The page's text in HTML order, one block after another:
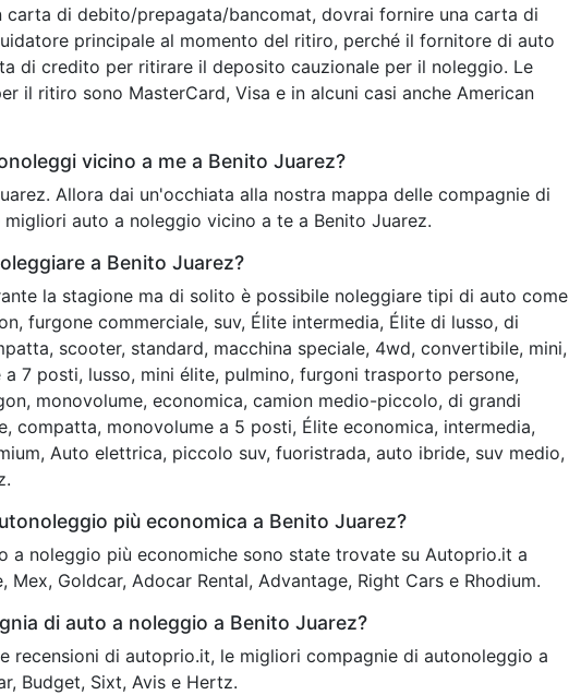
carta di debito/prepagata/bancomat, dovrai fornire una carta di
principale al momento del ritiro, perché il fornitore di auto
di credito per ritirare il deposito cauzionale per il noleggio. Le
il ritiro sono MasterCard, Visa e in alcuni casi anche American
vicino a me a Benito Juarez?
Allora dai un'occhiata alla nostra mappa delle compagnie di
auto a noleggio vicino a te a Benito Juarez.
a Benito Juarez?
la stagione ma di solito è possibile noleggiare tipi di auto come
furgone commerciale, suv, Élite intermedia, Élite di lusso, di
scooter, standard, macchina speciale, 4wd, convertibile, mini,
7 posti, lusso, mini élite, pulmino, furgoni trasporto persone,
monovolume, economica, camion medio-piccolo, di grandi
compatta, monovolume a 5 posti, Élite economica, intermedia,
Auto elettrica, piccolo suv, fuoristrada, auto ibride, suv medio,
più economica a Benito Juarez?
a noleggio più economiche sono state trovate su Autoprio.it a
Mex, Goldcar, Adocar Rental, Advantage, Right Cars e Rhodium.
di auto a noleggio a Benito Juarez?
recensioni di autoprio.it, le migliori compagnie di autonoleggio a
Budget, Sixt, Avis e Hertz.